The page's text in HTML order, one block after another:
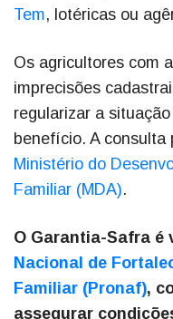
Tem, lotéricas ou
Os agricultores com
imprecisões
regularizar a
benefício. A
Ministério do
Familiar (MDA).
O Garantia-Safra é
Nacional de
Familiar (Pronaf),
assegurar